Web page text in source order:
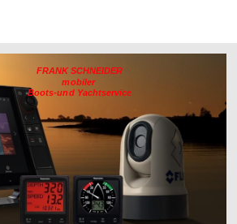
FRANK SCHNEIDER
mobiler
Boots-und Yachtservice